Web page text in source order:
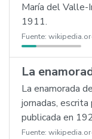
María del Valle-
1911.
Fuente:
La
La enamorada
jornadas,
publicada en
Fuente: